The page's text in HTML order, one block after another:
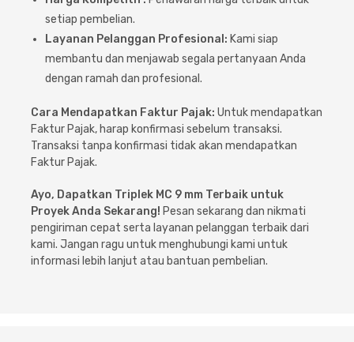
setiap pembelian.
Layanan Pelanggan Profesional: Kami siap
membantu dan menjawab segala pertanyaan Anda
dengan ramah dan profesional.
Cara Mendapatkan Faktur Pajak: Untuk mendapatkan
Faktur Pajak, harap konfirmasi sebelum transaksi.
Transaksi tanpa konfirmasi tidak akan mendapatkan
Faktur Pajak.
Ayo, Dapatkan Triplek MC 9 mm Terbaik untuk
Proyek Anda Sekarang! Pesan sekarang dan nikmati
pengiriman cepat serta layanan pelanggan terbaik dari
kami. Jangan ragu untuk menghubungi kami untuk
informasi lebih lanjut atau bantuan pembelian.